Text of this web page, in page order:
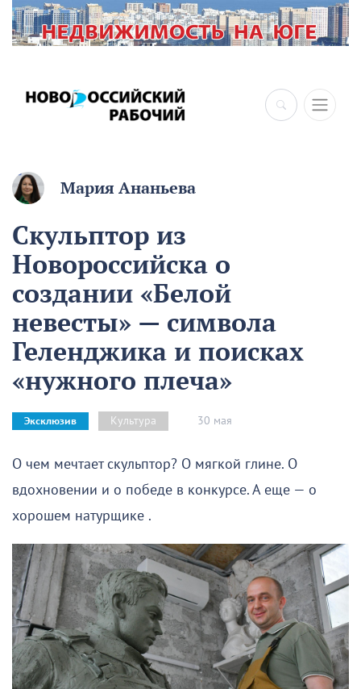
×
Мария Ананьева
Скульптор из
Новороссийска о
создании «Белой
невесты» — символа
Геленджика и поисках
«нужного плеча»
Эксклюзив Культура 30 мая
О чем мечтает скульптор? О мягкой глине. О
вдохновении и о победе в конкурсе. А еще — о
хорошем натурщике .